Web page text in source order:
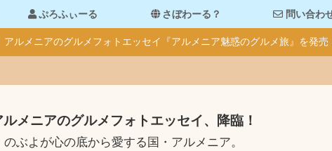
ぷろふぃーる さぼわーる？ 問い合わ
アルメニアのグルメフォトエッセイ『アルメニア魅惑のグルメ旅』を発
ルメニアのグルメフォトエッセイ、降臨！
のぶよが心の底から愛する国・アルメニア。